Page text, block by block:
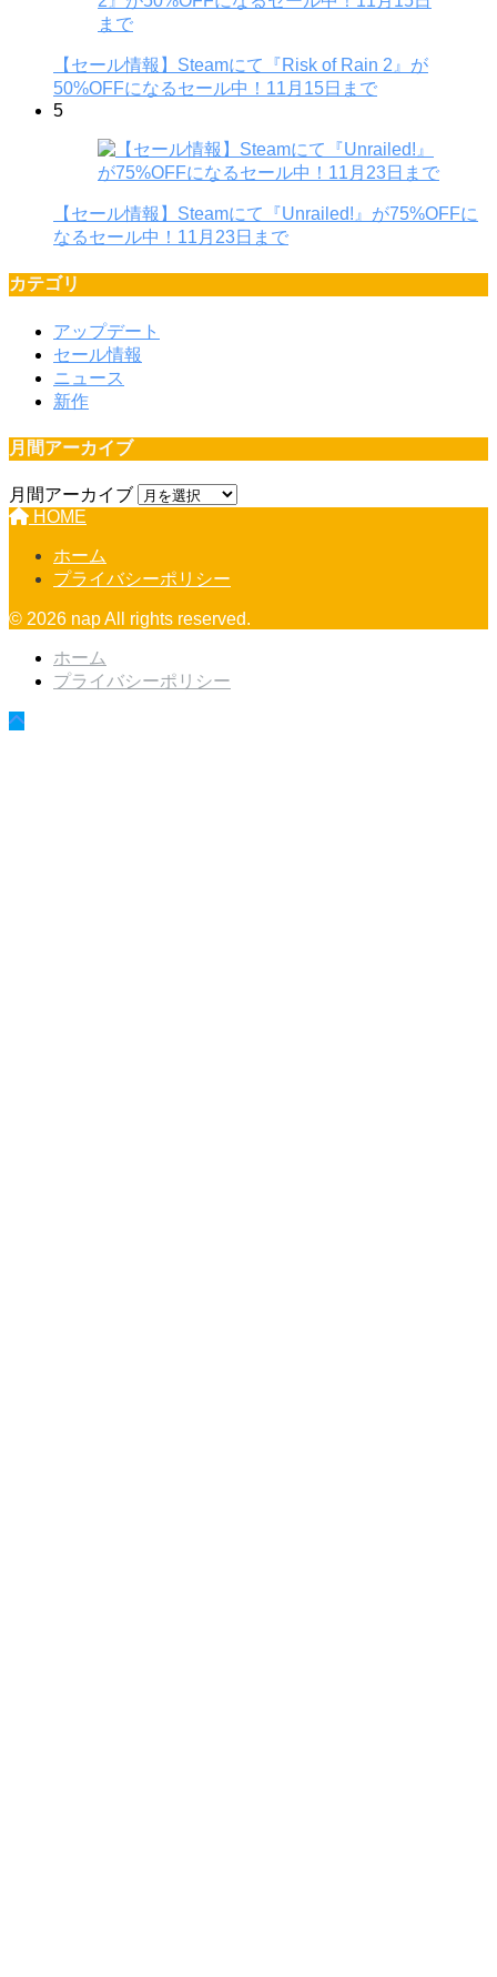
【セール情報】Steamにて『Risk of Rain 2』が
50%OFFになるセール中！11月15日まで
5
【セール情報】Steamにて『Unrailed!』が75%OFFに
なるセール中！11月23日まで
カテゴリ
アップデート
セール情報
ニュース
新作
月間アーカイブ
月間アーカイブ
HOME
ホーム
プライバシーポリシー
© 2026 nap All rights reserved.
ホーム
プライバシーポリシー